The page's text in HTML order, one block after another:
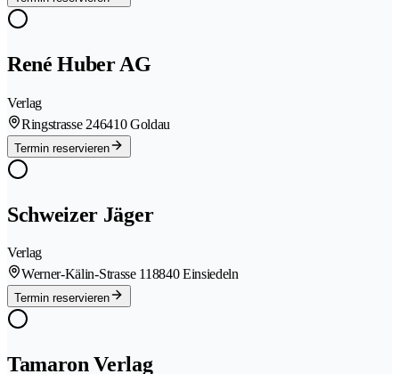
René Huber AG
Verlag
Ringstrasse 246410 Goldau
Termin reservieren
Schweizer Jäger
Verlag
Werner-Kälin-Strasse 118840 Einsiedeln
Termin reservieren
Tamaron Verlag